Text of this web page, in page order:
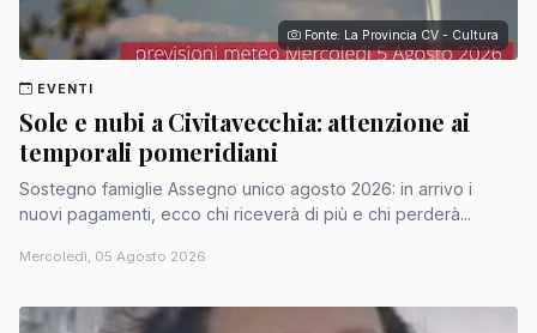
Fonte: La Provincia CV - Cultura
EVENTI
Sole e nubi a Civitavecchia: attenzione ai
temporali pomeridiani
Sostegno famiglie Assegno unico agosto 2026: in arrivo i
nuovi pagamenti, ecco chi riceverà di più e chi perderà...
Mercoledì, 05 Agosto 2026